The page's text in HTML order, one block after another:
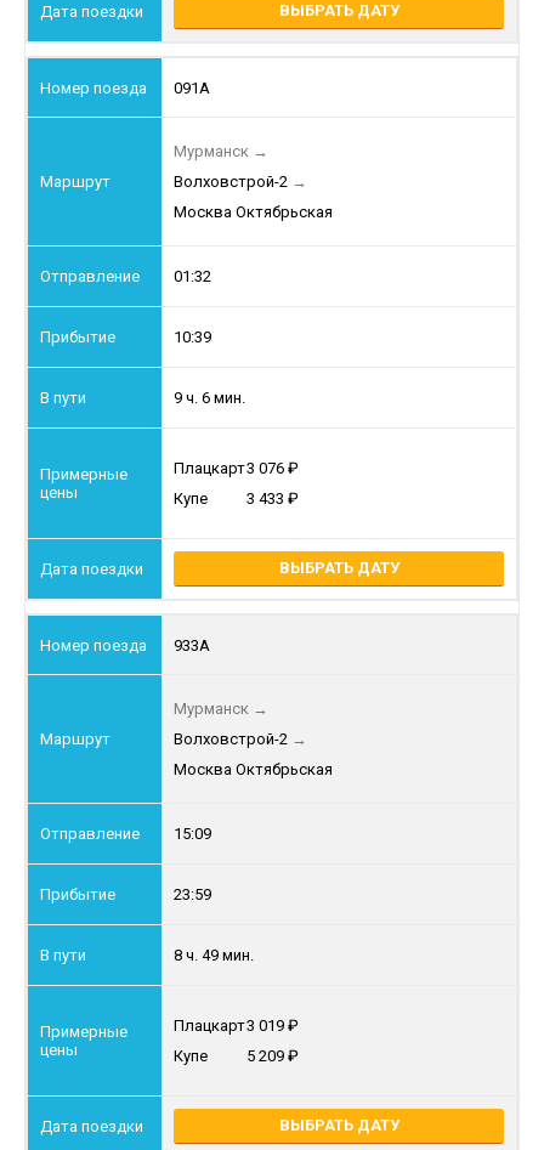
ВЫБРАТЬ ДАТУ
091А
Мурманск →
Волховстрой-2 →
Москва Октябрьская
01:32
10:39
9 ч. 6 мин.
Плацкарт3 076
Купе
3 433
ВЫБРАТЬ ДАТУ
933А
Мурманск →
Волховстрой-2 →
Москва Октябрьская
15:09
23:59
8 ч. 49 мин.
Плацкарт3 019
Купе
5 209
ВЫБРАТЬ ДАТУ